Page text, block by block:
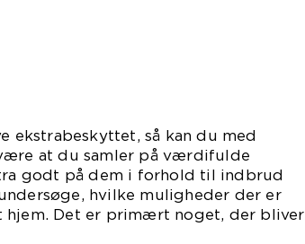
ekstrabeskyttet, så kan du med
at du samler på værdifulde
godt på dem i forhold til indbrud
hvilke muligheder der er
Det er primært noget, der bliver